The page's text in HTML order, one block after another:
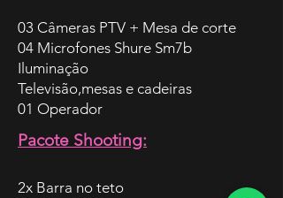
03 Câmeras PTV + Mesa de corte
04 Microfones Shure Sm7b
Iluminação
Televisão,mesas e cadeiras
01 Operador
Pacote Shooting:
2x Barra no teto